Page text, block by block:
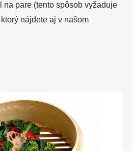
na pare (tento spôsob vyžaduje
nájdete aj v našom